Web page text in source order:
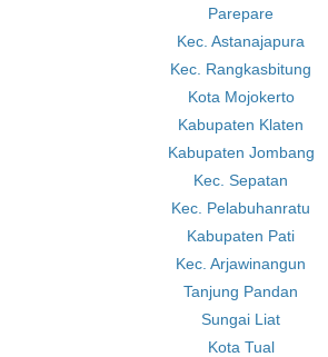
Parepare
Kec. Astanajapura
Kec. Rangkasbitung
Kota Mojokerto
Kabupaten Klaten
Kabupaten Jombang
Kec. Sepatan
Kec. Pelabuhanratu
Kabupaten Pati
Kec. Arjawinangun
Tanjung Pandan
Sungai Liat
Kota Tual